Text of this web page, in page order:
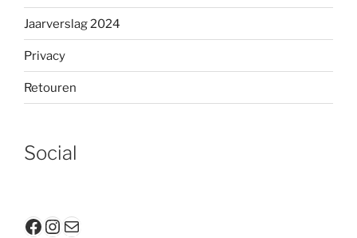
Jaarverslag 2024
Privacy
Retouren
Social
Facebook
Instagram
E-mail